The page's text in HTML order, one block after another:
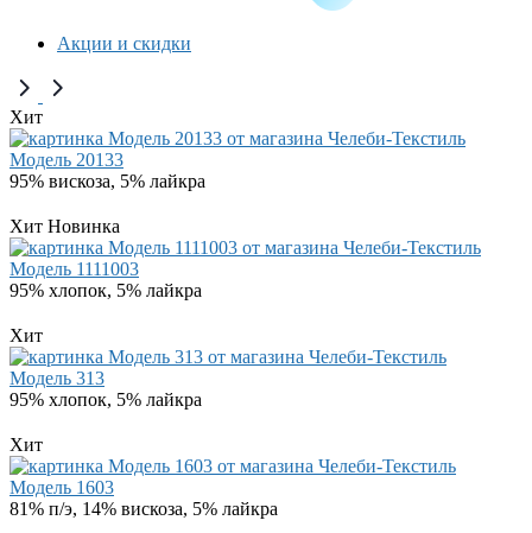
Акции и скидки
Хит
Модель 20133
95% вискоза, 5% лайкра
Хит Новинка
Модель 1111003
95% хлопок, 5% лайкра
Хит
Модель 313
95% хлопок, 5% лайкра
Хит
Модель 1603
81% п/э, 14% вискоза, 5% лайкра